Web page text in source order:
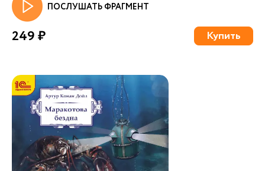
ПОСЛУШАТЬ ФРАГМЕНТ
249 ₽ Купить